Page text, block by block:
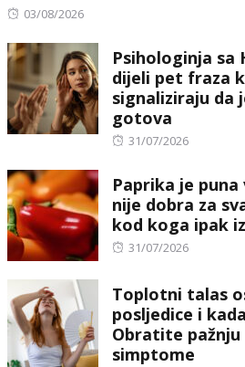
Posted
03/08/2026
Psihologinja sa
dijeli pet fraza
signaliziraju da
gotova
Posted
31/07/2026
Paprika je
nije dobra za
kod koga ipak
Posted
31/07/2026
Toplotni talas
posljedice i
Obratite pažnju
simptome